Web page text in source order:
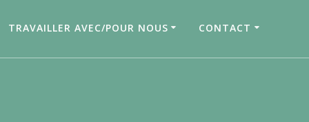
TRAVAILLER AVEC/POUR NOUS CONTACT